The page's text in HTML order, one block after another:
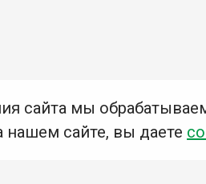
сайта мы
нашем сайте, вы даете